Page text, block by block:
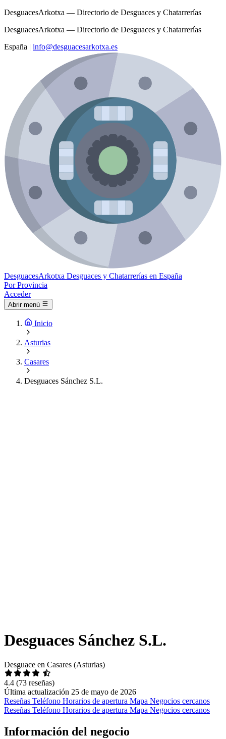
DesguacesArkotxa — Directorio de Desguaces y Chatarrerías
DesguacesArkotxa — Directorio de Desguaces y Chatarrerías
España | info@desguacesarkotxa.es
DesguacesArkotxa Desguaces y Chatarrerías en España
Por Provincia
Acceder
Abrir menú
Inicio
Asturias
Casares
Desguaces Sánchez S.L.
Desguaces Sánchez S.L.
Desguace en Casares (Asturias)
4.4 (73 reseñas)
Última actualización 25 de mayo de 2026
Reseñas Teléfono Horarios de apertura Mapa Negocios cercanos
Reseñas Teléfono Horarios de apertura Mapa Negocios cercanos
Información del negocio